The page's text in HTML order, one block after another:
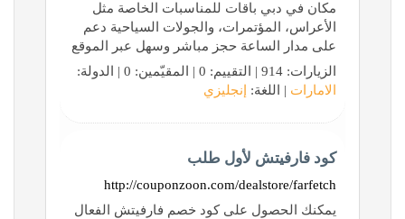
مكان في دبي باقات للمناسبات الخاصة مثل
الأعراس، المؤتمرات، والجولات السياحية دعم
على مدار الساعة حجز مباشر وسهل عبر الموقع
الزيارات: 914 | التقييم: 0 | المقيّمين: 0 | الدولة:
الامارات | اللغة: إنجليزي
كود فارفيتش لأول طلب
http://couponzoon.com/dealstore/farfetch
يمكنك الحصول على كود خصم فارفيتش الفعال